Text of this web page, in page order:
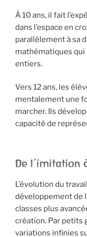
À 10 ans, il fait
dans l’espace en
parallèlement à sa
mathématiques qui
entiers.
Vers 12 ans, les
mentalement une
marcher. Ils
capacité de
De l’imitation
L’évolution du
développement de
classes plus
création. Par petits
variations infinies